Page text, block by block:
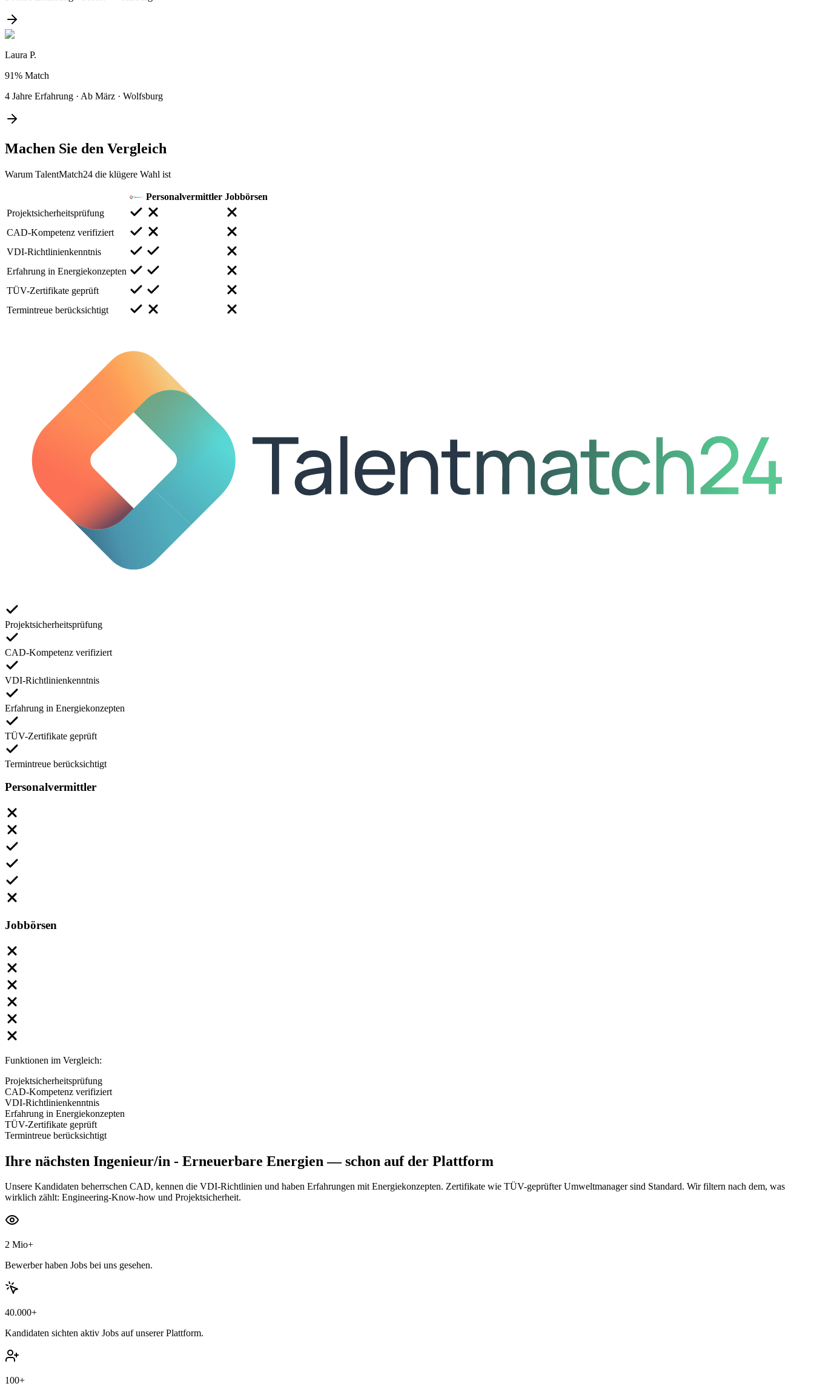
Laura P.
91% Match
4 Jahre Erfahrung · Ab März · Wolfsburg
Machen Sie den Vergleich
Warum TalentMatch24 die klügere Wahl ist
Personalvermittler Jobbörsen
Projektsicherheitsprüfung
CAD-Kompetenz verifiziert
VDI-Richtlinienkenntnis
Erfahrung in Energiekonzepten
TÜV-Zertifikate geprüft
Termintreue berücksichtigt
Projektsicherheitsprüfung
CAD-Kompetenz verifiziert
VDI-Richtlinienkenntnis
Erfahrung in Energiekonzepten
TÜV-Zertifikate geprüft
Termintreue berücksichtigt
Personalvermittler
Jobbörsen
Funktionen im Vergleich:
Projektsicherheitsprüfung
CAD-Kompetenz verifiziert
VDI-Richtlinienkenntnis
Erfahrung in Energiekonzepten
TÜV-Zertifikate geprüft
Termintreue berücksichtigt
Ihre nächsten Ingenieur/in - Erneuerbare Energien — schon auf der Plattform
Unsere Kandidaten beherrschen CAD, kennen die VDI-Richtlinien und haben Erfahrungen mit Energiekonzepten. Zertifikate wie TÜV-geprüfter Umweltmanager sind Standard. Wir filtern nach dem, was
wirklich zählt: Engineering-Know-how und Projektsicherheit.
2 Mio+
Bewerber haben Jobs bei uns gesehen.
40.000+
Kandidaten sichten aktiv Jobs auf unserer Plattform.
100+